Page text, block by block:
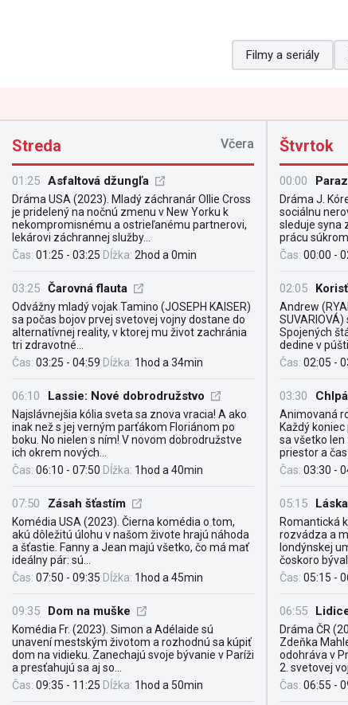
Filmy a seriály
Streda Včera
01:25 Asfaltová džungľa
Dráma USA (2023). Mladý záchranár Ollie Cross
je pridelený na nočnú zmenu v New Yorku k
nekompromisnému a ostrieľanému partnerovi,
lekárovi záchrannej služby...
Čas: 01:25 - 03:25 Dĺžka: 2hod a 0min
03:25 Čarovná flauta
Odvážny mladý vojak Tamino (JOSEPH KAISER)
sa počas bojov prvej svetovej vojny dostane do
alternatívnej reality, v ktorej mu život zachránia
tri zdravotné...
Čas: 03:25 - 04:59 Dĺžka: 1hod a 34min
06:10 Lassie: Nové dobrodružstvo
Najslávnejšia kólia sveta sa znova vracia! A ako
inak než s jej verným parťákom Floriánom po
boku. No nielen s ním! V novom dobrodružstve
ich okrem nových...
Čas: 06:10 - 07:50 Dĺžka: 1hod a 40min
07:50 Zásah šťastím
Komédia USA (2023). Čierna komédia o tom,
akú dôležitú úlohu v našom živote hrajú náhoda
a šťastie. Fanny a Jean majú všetko, čo má mať
ideálny pár: sú...
Čas: 07:50 - 09:35 Dĺžka: 1hod a 45min
09:35 Dom na muške
Komédia Fr. (2023). Simon a Adélaide sú
unavení mestským životom a rozhodnú sa kúpiť
dom na vidieku. Zanechajú svoje bývanie v Paríži
a presťahujú sa aj so...
Čas: 09:35 - 11:25 Dĺžka: 1hod a 50min
Štvrtok
00:00
Dráma J.
sociálnu
sleduje syna
prácu
Čas: 00:00 -
02:05 Korisť
Andrew
Spojených
dedine v púšti
Čas: 02:05 -
03:30
Animovaná
Každý
sa všetko
priestor a čas
Čas: 03:30 -
05:15
Romantická
rozvádza a
londýnskej
čoskoro
Čas: 05:15 -
06:55
Dráma ČR
Zdeňka
odohráva v
2. svetovej
Čas: 06:55 -